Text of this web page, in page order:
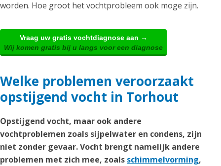
worden. Hoe groot het vochtprobleem ook moge zijn.
Vraag uw gratis vochtdiagnose aan →
Wij komen gratis bij u langs voor een diagnose
Welke problemen veroorzaakt
opstijgend vocht in Torhout
Opstijgend vocht, maar ook andere
vochtproblemen zoals sijpelwater en condens, zijn
niet zonder gevaar. Vocht brengt namelijk andere
problemen met zich mee, zoals schimmelvorming,